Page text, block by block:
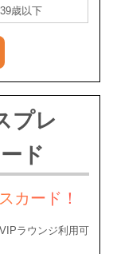
歳以下
プレ
ド
カード！
ラウンジ利用可